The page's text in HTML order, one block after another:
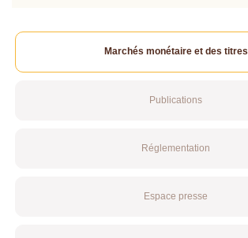
Marchés monétaire et des titres
Publications
Réglementation
Espace presse